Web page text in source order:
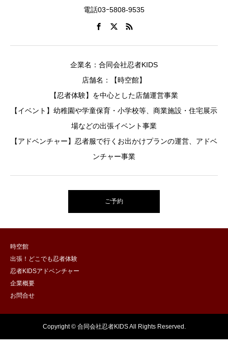
電話03ｰ5808-9535
企業名：合同会社忍者KIDS
店舗名：【時空館】
【忍者体験】を中心とした店舗運営事業
【イベント】幼稚園や学童保育・小学校等、商業施設・住宅展示
場などの出張イベント事業
【アドベンチャー】忍者服で行くお出かけプランの運営、アドベ
ンチャー事業
ご予約
時空館
出張！どこでも忍者体験
忍者KIDSアドベンチャー
企業概要
お問合せ
Copyright © 合同会社忍者KIDS All Rights Reserved.